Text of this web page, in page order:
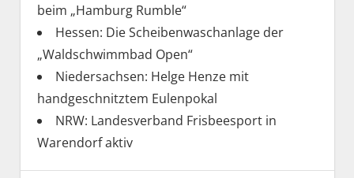
beim „Hamburg Rumble“
Hessen: Die Scheibenwaschanlage der
„Waldschwimmbad Open“
Niedersachsen: Helge Henze mit
handgeschnitztem Eulenpokal
NRW: Landesverband Frisbeesport in
Warendorf aktiv